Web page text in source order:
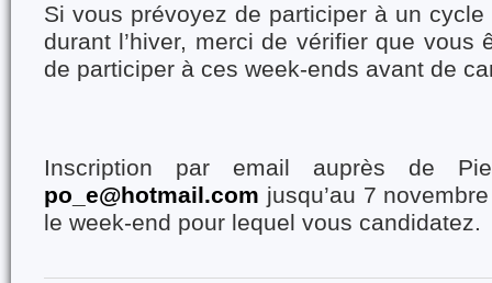
Si vous prévoyez de participer à un
durant l’hiver, merci de vérifier que vous
de participer à ces week-ends avant de
Inscription par email auprès de
po_e@hotmail.com jusqu’au 7
le week-end pour lequel vous candidatez.